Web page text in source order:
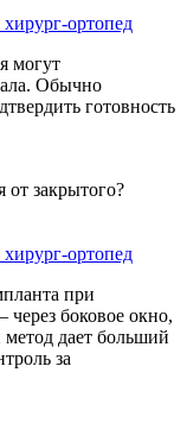
ортопед
могут
Обычно
готовность
закрытого?
ортопед
при
боковое окно,
дает больший
за